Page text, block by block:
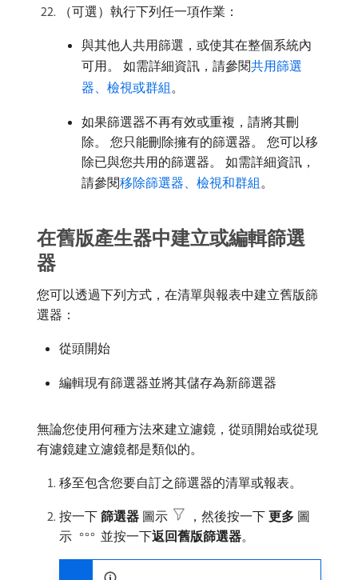
（可選）執行下列任一項作業：
與其他人共用篩選，或使其在整個系統內
可用。 如需詳細資訊，請參閱共用篩選
器、檢視或群組 。
如果篩選器不再有效或重複，請將其刪
除。 您只能刪除擁有的篩選器。 您可以移
除已與您共用的篩選器。 如需詳細資訊，
請參閱移除篩選器、檢視和群組 。
在舊版產生器中建立或編輯篩選
器
您可以透過下列方式，在清單與報表中建立舊版篩
選器：
從頭開始
編輯現有篩選器並將其儲存為新篩選器
無論您使用何種方法來建立濾鏡，從頭開始或從現
有濾鏡建立濾鏡都是類似的。
移至包含您要自訂之篩選器的清單或報表。
按一下​ 篩選器 ​圖示 ，然後按一下​ 更多 ​圖
示
並按一下​返回舊版篩選器。